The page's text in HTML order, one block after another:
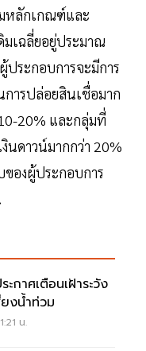
หลักเกณฑ์และ
มเฉลี่ยอยู่ประมาณ
ประกอบการจะมีการ
ารปล่อยสินเชื่อมาก
20% และกลุ่มที่
นดาวน์มากกว่า 20%
ของผู้ประกอบการ
กาศเตือนเฝ้าระวัง
งน้ำท่วม
น.